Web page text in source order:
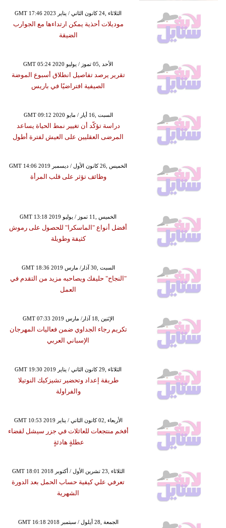
GMT 17:46 2023 الثلاثاء ,24 كانون الثاني / يناير
موديلات أحذية يمكن ارتداءها مع الجوارب
الضيقة
GMT 05:24 2020 الأحد ,05 تموز / يوليو
تقرير يرصد تفاصيل انطلاق أسبوع الموضة
الصيفية افتراضيًا في باريس
GMT 09:12 2020 السبت ,16 أيار / مايو
دراسة تؤكّد أن تغيير نمط الحياة يساعد
المرضى العقليين على العيش لفترة أطول
GMT 14:06 2019 الخميس ,26 كانون الأول / ديسمبر
وظائف تؤثر على قلب المرأة
GMT 13:18 2019 الخميس ,11 تموز / يوليو
أفضل أنواع "الماسكرا" للحصول على رموش
كثيفة وطويلة
GMT 18:36 2019 السبت ,30 آذار/ مارس
"النجاح" حليفك ويصاحبه مزيد من التقدم في
العمل
GMT 07:33 2019 الإثنين ,18 آذار/ مارس
تكريم رجاء الجداوي ضمن فعاليات المهرجان
الإسباني العربي
GMT 19:30 2019 الثلاثاء ,29 كانون الثاني / يناير
طريقة إعداد وتحضير تشيزكيك النوتيلا
والفراولة
GMT 10:53 2019 الأربعاء ,02 كانون الثاني / يناير
أفخم منتجعات للعائلات في جزر سيشل لقضاء
عطلةٍ هادئةٍ
GMT 18:01 2018 الثلاثاء ,23 تشرين الأول / أكتوبر
تعرفي علي كيفية حساب الحمل بعد الدورة
الشهرية
GMT 16:18 2018 الجمعة ,28 أيلول / سبتمبر